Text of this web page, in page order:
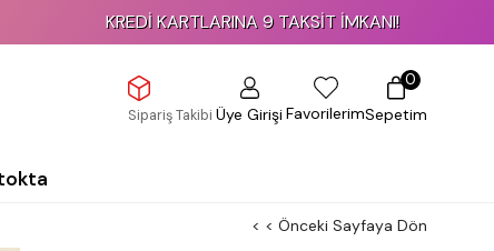
KREDİ KARTLARINA 9 TAKSİT İMKANI!
Sipariş Takibi Üye GirişiFavorilerimSepetim
0
< < Önceki Sayfaya Dön